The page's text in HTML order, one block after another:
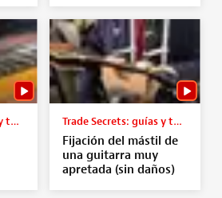
Trade Secrets: guías y tutoriales Trade Secrets: guías y tutoriales
Fijación del mástil de
una guitarra muy
apretada (sin daños)